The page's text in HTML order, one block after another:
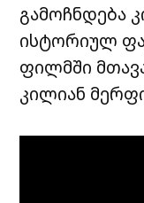
გამოჩნდება
ისტორიულ
ფილმში
კილიან